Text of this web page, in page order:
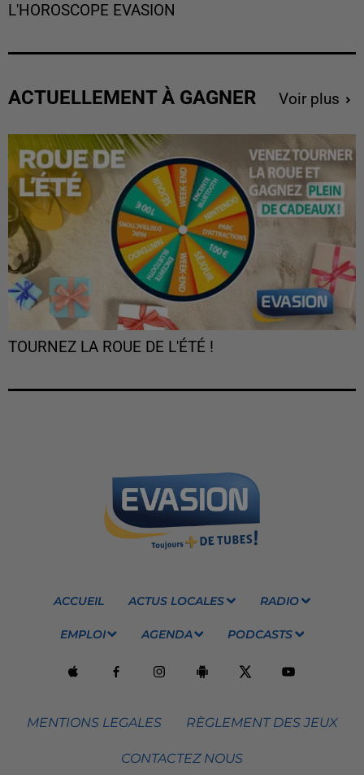
L'HOROSCOPE EVASION
ACTUELLEMENT À GAGNER Voir plus
TOURNEZ LA ROUE DE L'ÉTÉ !
ACCUEIL ACTUS LOCALES RADIO
EMPLOI AGENDA PODCASTS
MENTIONS LEGALES RÈGLEMENT DES JEUX
CONTACTEZ NOUS